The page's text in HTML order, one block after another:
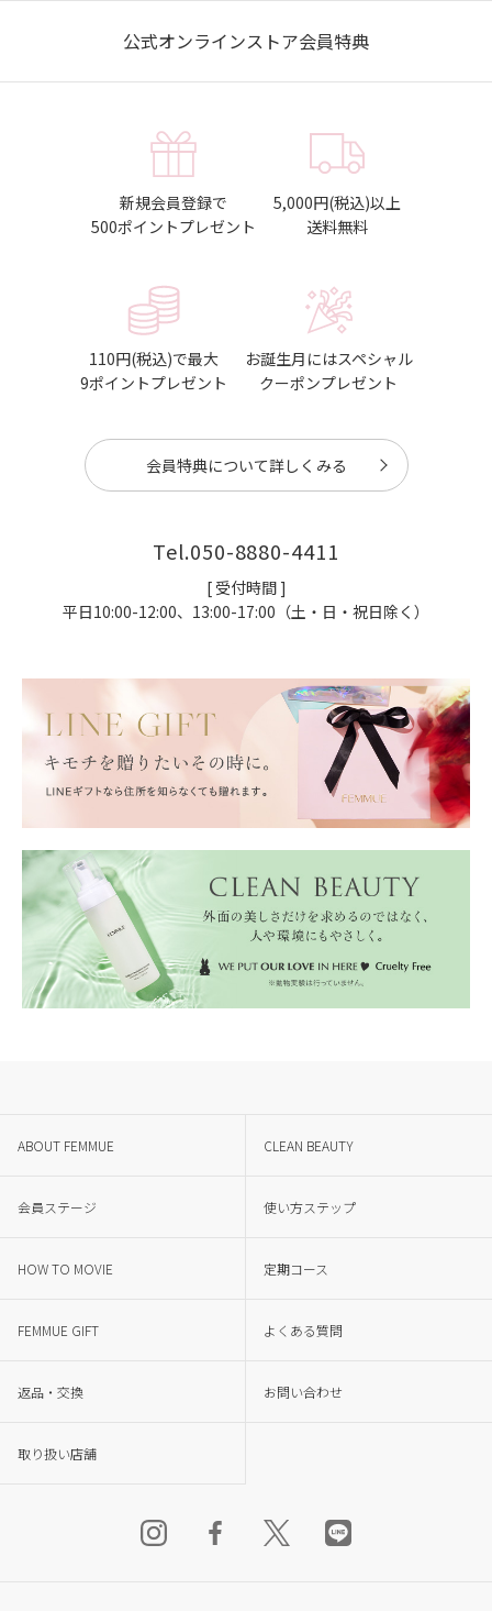
公式オンラインストア会員特典
新規会員登録で
500ポイントプレゼント
5,000円(税込)以上
送料無料
110円(税込)で最大
9ポイントプレゼント
お誕生月にはスペシャル
クーポンプレゼント
会員特典について詳しくみる
Tel.050-8880-4411
[ 受付時間 ]
平日10:00-12:00、13:00-17:00（土・日・祝日除く）
ABOUT FEMMUE CLEAN BEAUTY
会員ステージ 使い方ステップ
HOW TO MOVIE 定期コース
FEMMUE GIFT よくある質問
返品・交換 お問い合わせ
取り扱い店舗